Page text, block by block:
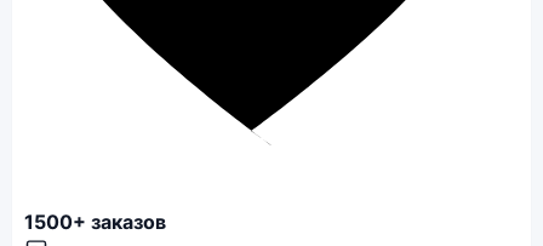
1500+ заказов